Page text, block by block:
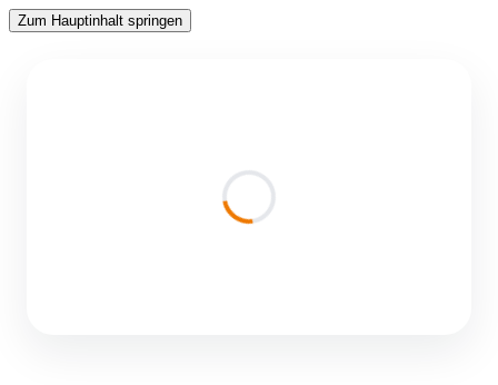
Zum Hauptinhalt springen